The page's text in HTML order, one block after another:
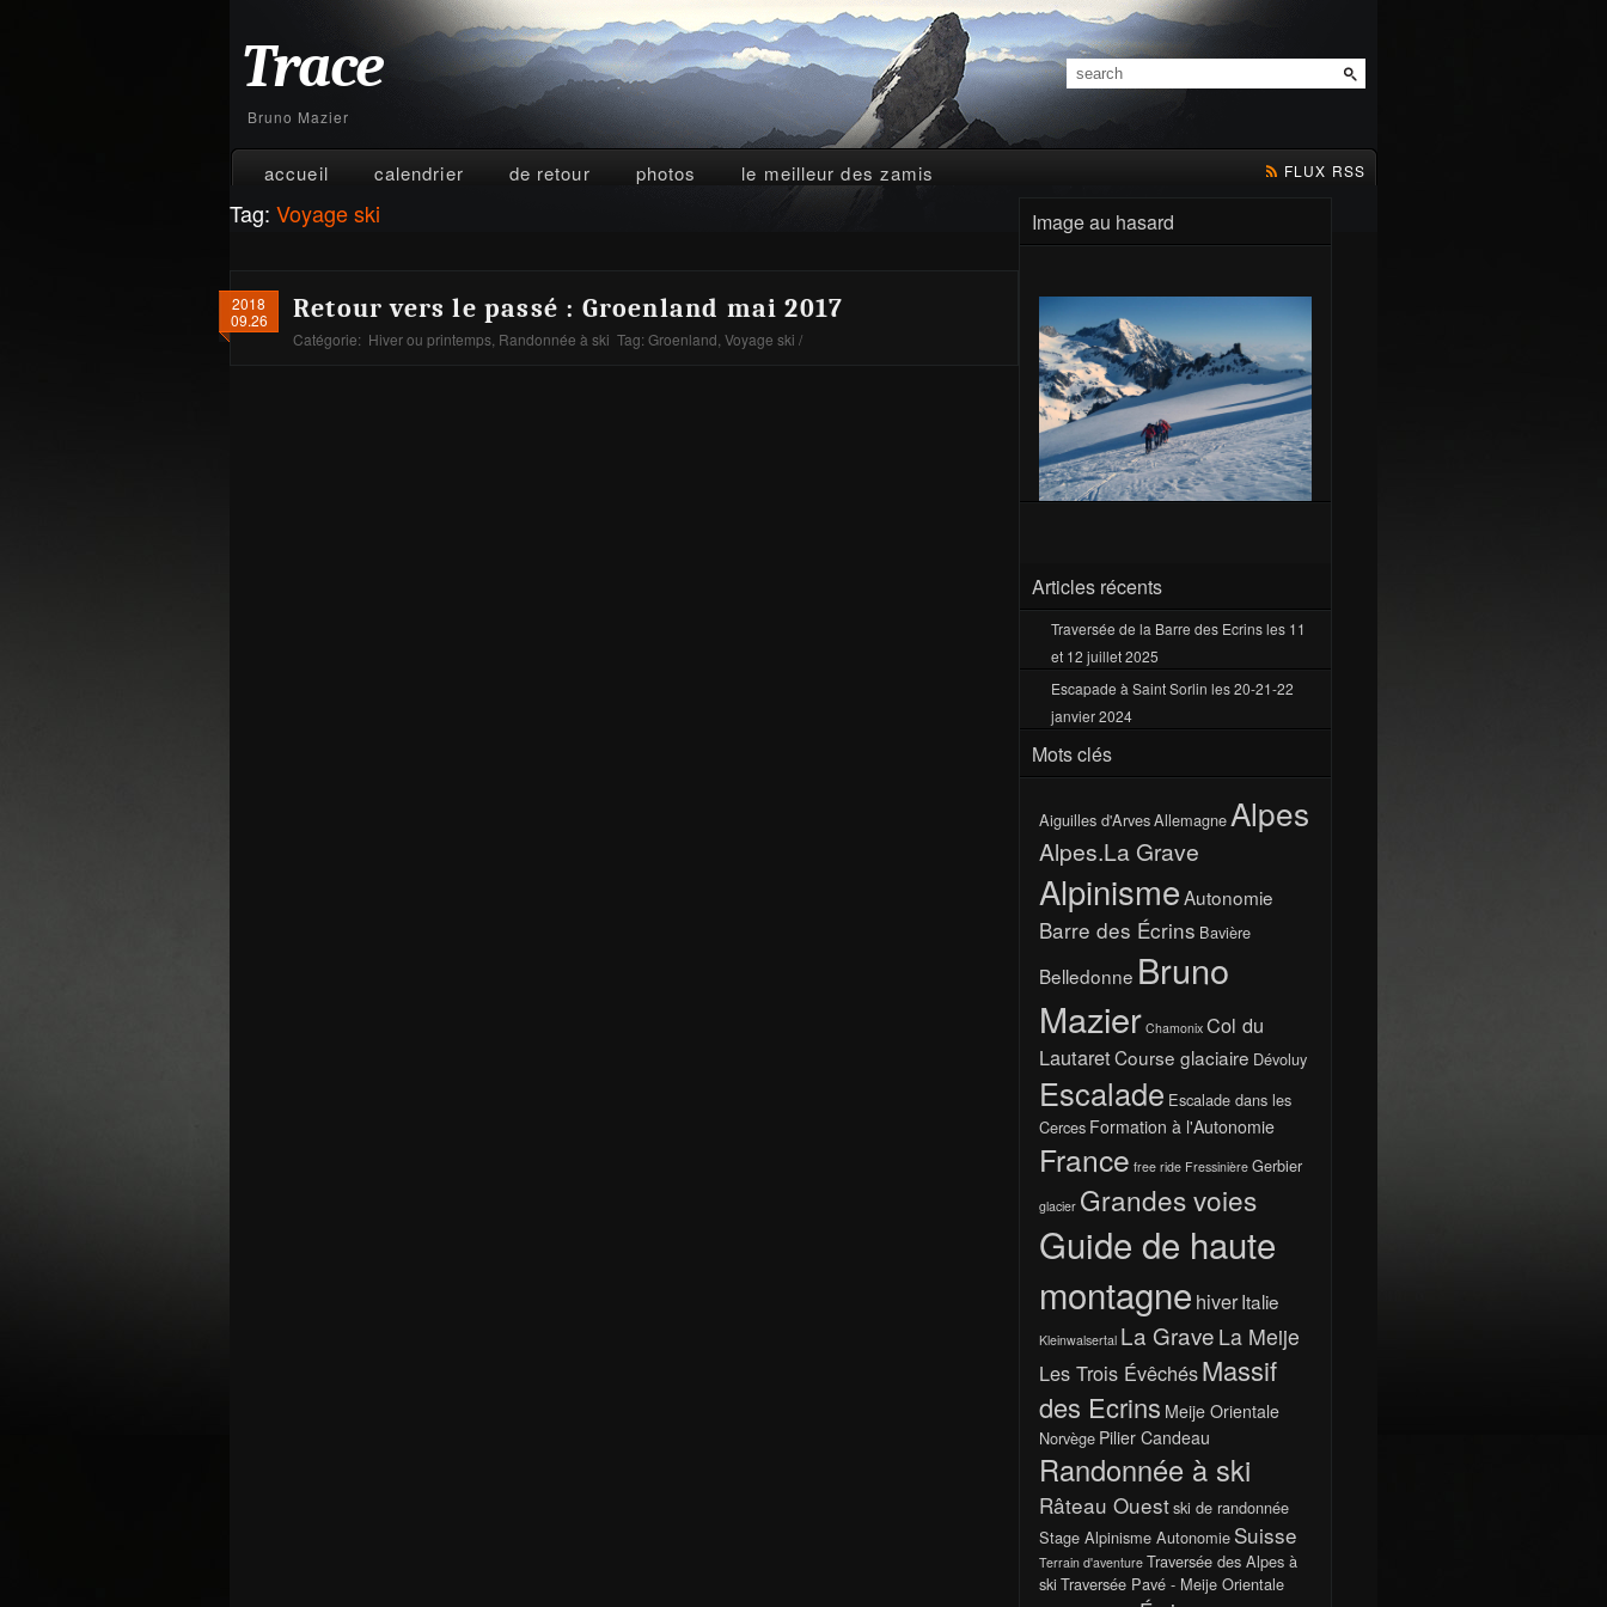
Trace
Bruno Mazier
accueil calendrier de retour photos le meilleur des zamis FLUX RSS
Tag: Voyage ski
2018
09.26
Retour vers le passé : Groenland mai 2017
Catégorie: Hiver ou printemps Randonnée à ski Tag: Groenland Voyage ski /
Image au hasard
Articles récents
Traversée de la Barre des Ecrins les 11
et 12 juillet 2025
Escapade à Saint Sorlin les 20-21-22
janvier 2024
Mots clés
Aiguilles d'ArvesAllemagne Alpes
Alpes.La Grave
AlpinismeAutonomie
Barre des Écrins Bavière
Belledonne Bruno
Mazier Chamonix Col du
LautaretCourse glaciaire Dévoluy
Escalade Escalade dans les
Cerces Formation à l'Autonomie
France free ride Fressinière Gerbier
glacier Grandes voies
Guide de haute
montagne hiverItalie
Kleinwalsertal La Grave La Meije
Les Trois ÉvêchésMassif
des Ecrins Meije Orientale
Norvège Pilier Candeau
Randonnée à ski
Râteau Ouestski de randonnée
Stage Alpinisme Autonomie Suisse
Terrain d'aventure Traversée des Alpes à
ski Traversée Pavé - Meije Orientale